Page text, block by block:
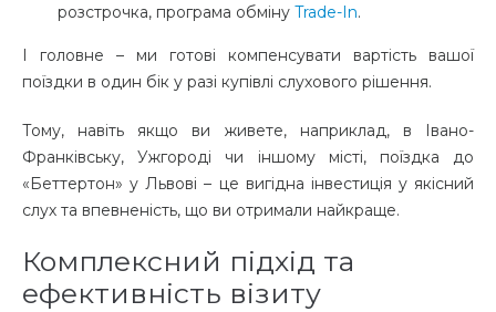
розстрочка, програма обміну Trade-In.
І головне – ми готові компенсувати вартість вашої
поїздки в один бік у разі купівлі слухового рішення.
Тому, навіть якщо ви живете, наприклад, в Івано-
Франківську, Ужгороді чи іншому місті, поїздка до
«Беттертон» у Львові – це вигідна інвестиція у якісний
слух та впевненість, що ви отримали найкраще.
Комплексний підхід та
ефективність візиту